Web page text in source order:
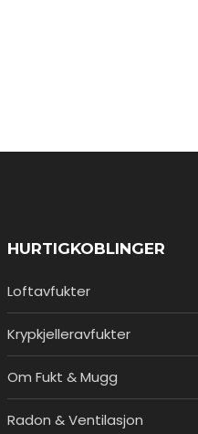
HURTIGKOBLINGER
Loftavfukter
Krypkjelleravfukter
Om Fukt & Mugg
Radon & Ventilasjon